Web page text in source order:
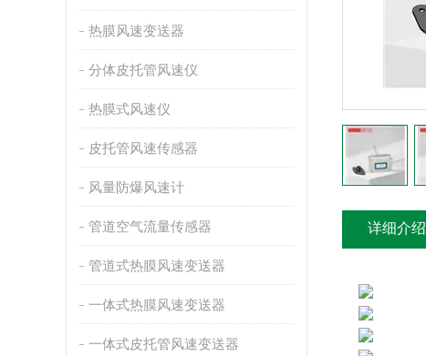
热膜风速变送器
分体皮托管风速仪
热膜式风速仪
皮托管风速传感器
风量防爆风速计
管道空气流量传感器
管道式热膜风速变送器
一体式热膜风速变送器
一体式皮托管风速变送器
详细介绍